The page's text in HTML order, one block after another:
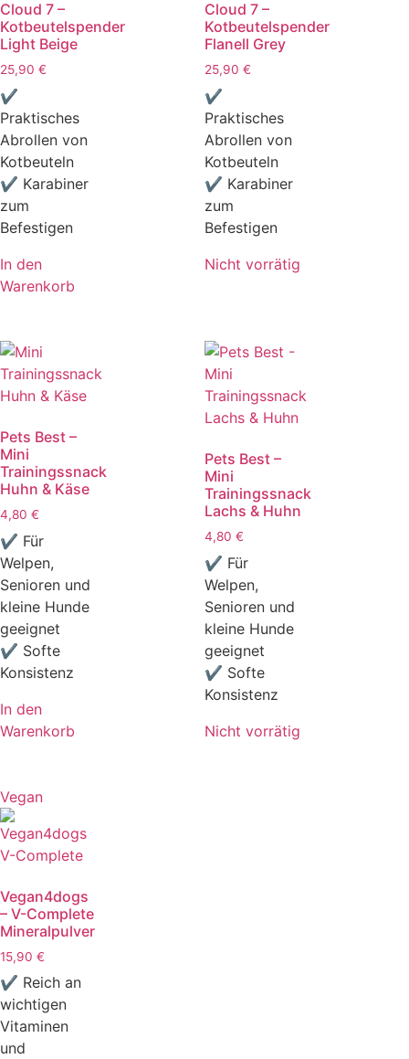
Cloud 7 –
Kotbeutelspender
Light Beige
25,90 €
✔
Praktisches
Abrollen von
Kotbeuteln
✔ Karabiner
zum
Befestigen
In den
Warenkorb
Cloud 7 –
Kotbeutelspender
Flanell Grey
25,90 €
✔
Praktisches
Abrollen von
Kotbeuteln
✔ Karabiner
zum
Befestigen
Nicht vorrätig
Pets Best –
Mini
Trainingssnack
Huhn & Käse
4,80 €
✔ Für
Welpen,
Senioren und
kleine Hunde
geeignet
✔ Softe
Konsistenz
In den
Warenkorb
Pets Best –
Mini
Trainingssnack
Lachs & Huhn
4,80 €
✔ Für
Welpen,
Senioren und
kleine Hunde
geeignet
✔ Softe
Konsistenz
Nicht vorrätig
Vegan
Vegan4dogs
– V-Complete
Mineralpulver
15,90 €
✔ Reich an
wichtigen
Vitaminen
und